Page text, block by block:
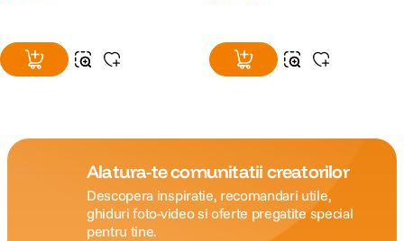
Alatura-te comunitatii creatorilor
Descopera inspiratie, recomandari utile,
ghiduri foto-video si oferte pregatite special
pentru tine.